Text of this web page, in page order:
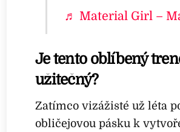
♬ Material Girl –
Je tento oblíbený
užitečný?
Zatímco vizážisté už léta
obličejovou pásku k